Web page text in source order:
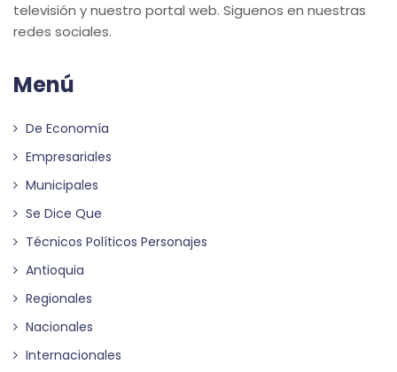
televisión y nuestro portal web. Siguenos en nuestras
redes sociales.
Menú
De Economía
Empresariales
Municipales
Se Dice Que
Técnicos Políticos Personajes
Antioquia
Regionales
Nacionales
Internacionales